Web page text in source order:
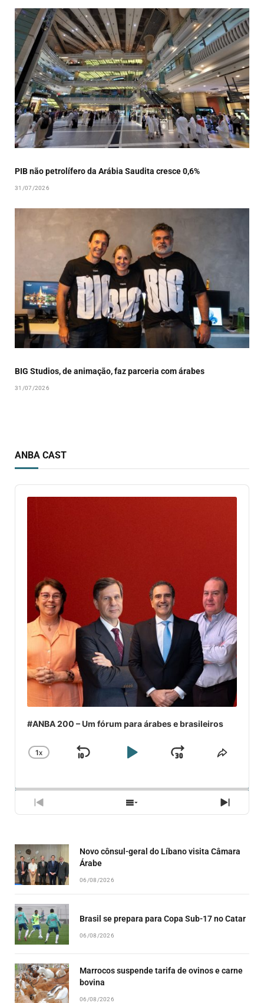
PIB não petrolífero da Arábia Saudita cresce 0,6%
31/07/2026
BIG Studios, de animação, faz parceria com árabes
31/07/2026
ANBA CAST
Audio
Player
#ANBA 200 – Um fórum para árabes e brasileiros
CHANGE
1X
SKIP
PLAYJUMP
PREVIOUS
EPISODE
SHOW
EPISODES
NEXT
Novo cônsul-geral do Líbano visita Câmara
Árabe
06/08/2026
Brasil se prepara para Copa Sub-17 no Catar
06/08/2026
Marrocos suspende tarifa de ovinos e carne
bovina
06/08/2026